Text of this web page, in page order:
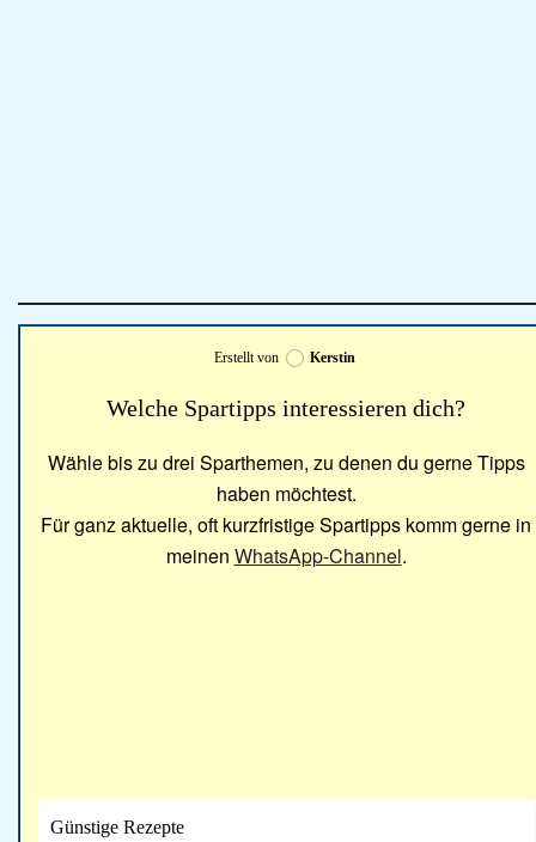
Erstellt von Kerstin
Welche Spartipps interessieren dich?
Wähle bis zu drei Sparthemen, zu denen du gerne Tipps
haben möchtest.
Für ganz aktuelle, oft kurzfristige Spartipps komm gerne in
meinen WhatsApp-Channel.
Günstige Rezepte